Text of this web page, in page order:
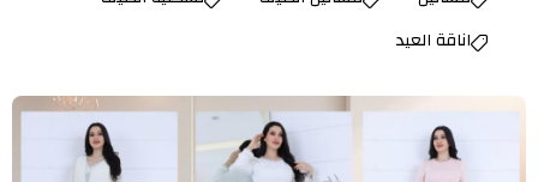
اناقة العيد